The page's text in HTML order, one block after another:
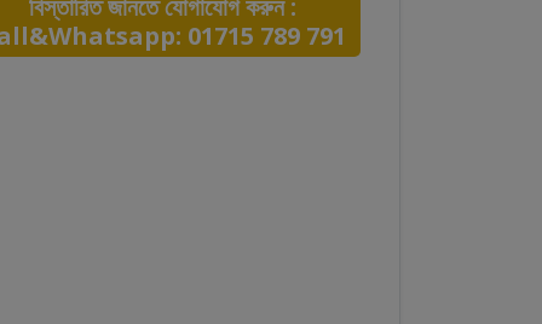
বিস্তারিত জানতে যোগাযোগ করুন :
01715 789 791